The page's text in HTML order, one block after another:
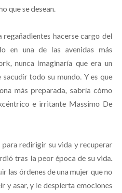
que se desean.
hacerse cargo del
en una de las avenidas más
nunca imaginaría que era un
todo su mundo. Y es que
más preparada, sabría cómo
e irritante Massimo De
redirigir su vida y recuperar
tras la peor época de su vida.
las órdenes de una mujer que no
y asar, y le despierta emociones